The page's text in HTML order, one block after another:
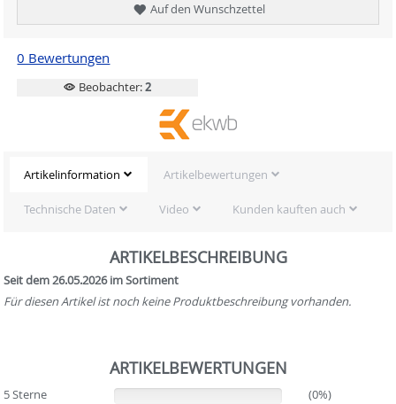
Auf den Wunschzettel
0 Bewertungen
Beobachter:2
Artikelinformation Artikelbewertungen
Technische Daten Video Kunden kauften auch
ARTIKELBESCHREIBUNG
Seit dem 26.05.2026 im Sortiment
Für diesen Artikel ist noch keine Produktbeschreibung vorhanden.
ARTIKELBEWERTUNGEN
5 Sterne
(0%)